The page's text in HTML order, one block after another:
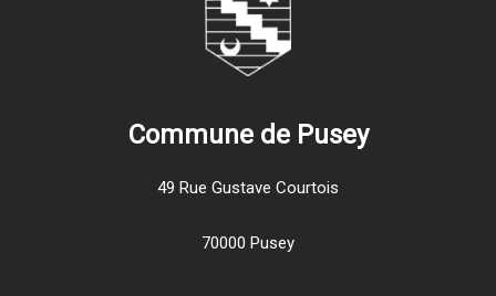
Commune de Pusey
49 Rue Gustave Courtois
70000 Pusey